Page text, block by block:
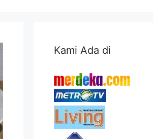
Kami Ada di